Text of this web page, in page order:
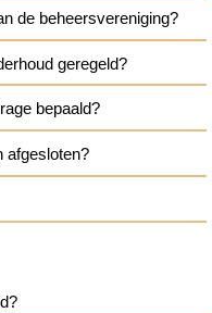
de beheersvereniging?
geregeld?
bepaald?
afgesloten?